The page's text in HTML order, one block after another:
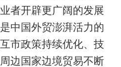
者开辟更广阔的发展
中国外贸澎湃活力的
市政策持续优化、技
边国家边境贸易不断